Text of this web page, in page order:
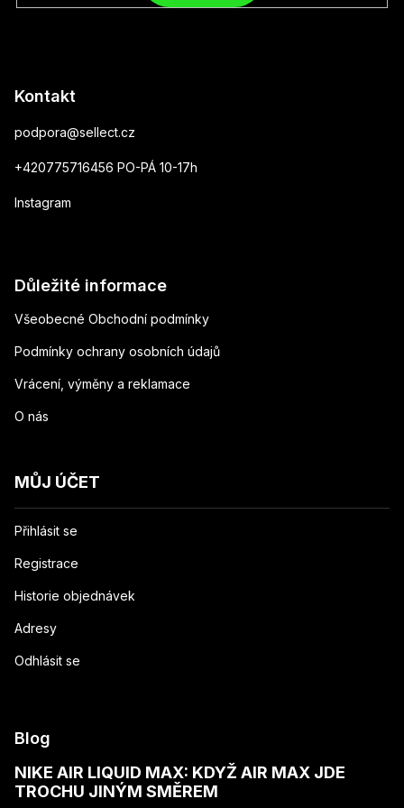
Kontakt
podpora@sellect.cz
+420775716456 PO-PÁ 10-17h
Instagram
Důležité informace
Všeobecné Obchodní podmínky
Podmínky ochrany osobních údajů
Vrácení, výměny a reklamace
O nás
MŮJ ÚČET
Přihlásit se
Registrace
Historie objednávek
Adresy
Odhlásit se
Blog
NIKE AIR LIQUID MAX: KDYŽ AIR MAX JDE
TROCHU JINÝM SMĚREM